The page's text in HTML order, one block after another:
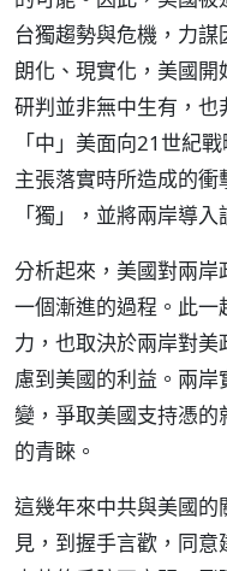
台獨趨勢與危機，力
朗化、現實化，美國開
研判並非無中生有，
「中」美面向21世紀
主張落實時所造成的
「獨」，並將兩岸導
分析起來，美國對兩
一個漸進的過程。此
力，也取決於兩岸對
慮到美國的利益。兩
變，爭取美國支持憑
的青睞。
這幾年來中共與美國
見，到握手言歡，同